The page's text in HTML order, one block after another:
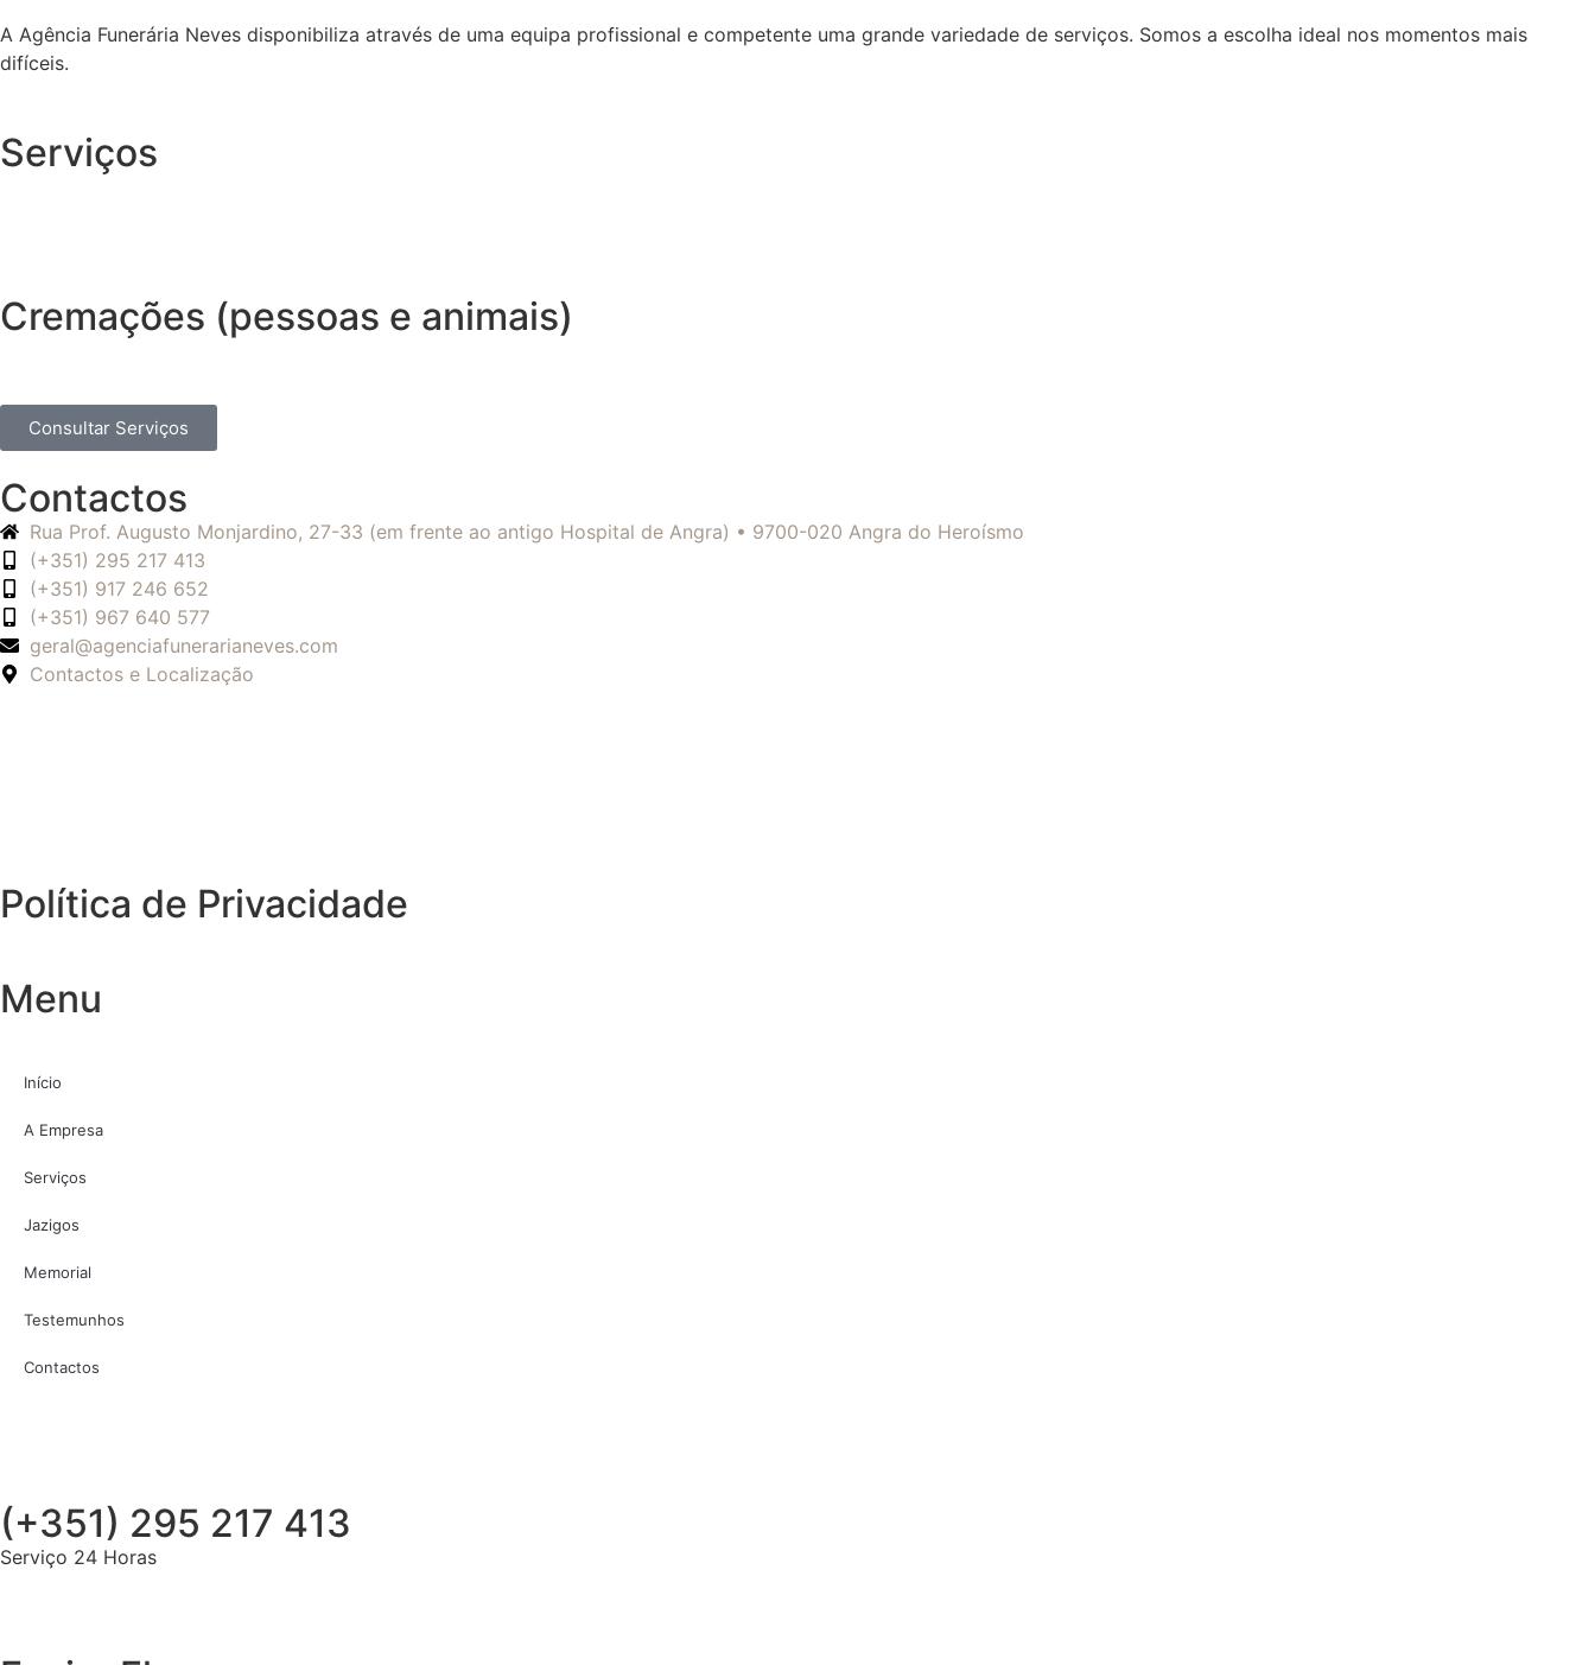
A Agência Funerária Neves disponibiliza através de uma equipa profissional e competente uma grande variedade de serviços. Somos a escolha ideal nos momentos mais
difíceis.
Serviços
Cremações (pessoas e animais)
Consultar Serviços
Contactos
Rua Prof. Augusto Monjardino, 27-33 (em frente ao antigo Hospital de Angra) • 9700-020 Angra do Heroísmo
(+351) 295 217 413
(+351) 917 246 652
(+351) 967 640 577
geral@agenciafunerarianeves.com
Contactos e Localização
Política de Privacidade
Menu
Início
A Empresa
Serviços
Jazigos
Memorial
Testemunhos
Contactos
(+351) 295 217 413
Serviço 24 Horas